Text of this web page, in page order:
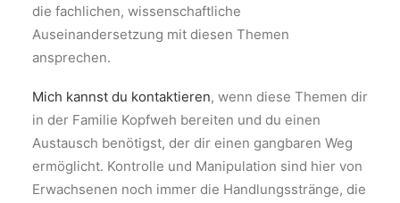
die fachlichen, wissenschaftliche
Auseinandersetzung mit diesen Themen
ansprechen.
Mich kannst du kontaktieren, wenn diese Themen dir
in der Familie Kopfweh bereiten und du einen
Austausch benötigst, der dir einen gangbaren Weg
ermöglicht. Kontrolle und Manipulation sind hier von
Erwachsenen noch immer die Handlungsstränge, die